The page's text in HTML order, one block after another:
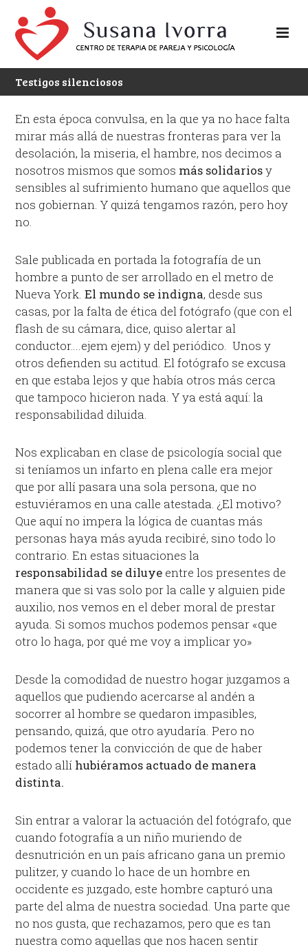
Testigos silenciosos
En esta época convulsa, en la que ya no hace falta
mirar más allá de nuestras fronteras para ver la
desolación, la miseria, el hambre, nos decimos a
nosotros mismos que somos más solidariosy
sensibles al sufrimiento humano que aquellos que
nos gobiernan. Y quizá tengamos razón, pero hoy
no.
Sale publicada en portada la fotografía de un
hombre a punto de ser arrollado en el metro de
Nueva York.El mundo se indigna, desde sus
casas, por la falta de ética del fotógrafo (que con el
flash de su cámara, dice, quiso alertar al
conductor….ejem ejem) y del periódico. Unos y
otros defienden su actitud. El fotógrafo se excusa
en que estaba lejos y que había otros más cerca
que tampoco hicieron nada. Y ya está aquí: la
responsabilidad diluida.
Nos explicaban en clase de psicología social que
si teníamos un infarto en plena calle era mejor
que por allí pasara una sola persona, que no
estuviéramos en una calle atestada. ¿El motivo?
Que aquí no impera la lógica de cuantas más
personas haya más ayuda recibiré, sino todo lo
contrario. En estas situaciones la
responsabilidad se diluye entre los presentes de
manera que si vas solo por la calle y alguien pide
auxilio, nos vemos en el deber moral de prestar
ayuda. Si somos muchos podemos pensar «que
otro lo haga, por qué me voy a implicar yo»
Desde la comodidad de nuestro hogar juzgamos a
aquellos que pudiendo acercarse al andén a
socorrer al hombre se quedaron impasibles,
pensando, quizá, que otro ayudaría. Pero no
podemos tener la convicción de que de haber
estado allí hubiéramos actuado de manera
distinta.
Sin entrar a valorar la actuación del fotógrafo, que
cuando fotografía a un niño muriendo de
desnutrición en un país africano gana un premio
pulitzer, y cuando lo hace de un hombre en
occidente es juzgado, este hombre capturó una
parte del alma de nuestra sociedad. Una parte que
no nos gusta, que rechazamos, pero que es tan
nuestra como aquellas que nos hacen sentir